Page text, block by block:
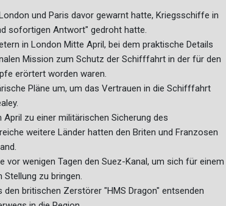
und Paris davor gewarnt hatte, Kriegsschiffe in
sofortigen Antwort" gedroht hatte.
in London Mitte April, bei dem praktische Details
Mission zum Schutz der Schifffahrt in der für den
erörtert worden waren.
Pläne um, um das Vertrauen in die Schifffahrt
zu einer militärischen Sicherung des
weitere Länder hatten den Briten und Franzosen
wenigen Tagen den Suez-Kanal, um sich für einem
zu bringen.
britischen Zerstörer "HMS Dragon" entsenden